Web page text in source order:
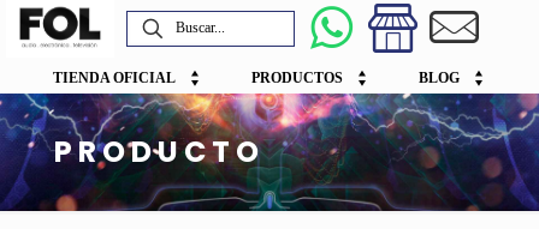
TIENDA OFICIAL PRODUCTOS BLOG
PRODUCTO